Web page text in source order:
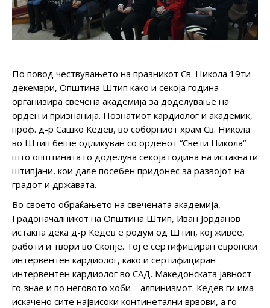
По повод чествувањето на празникот Св. Никола 19ти
декември, Општина Штип како и секоја година
организира свечена академија за доделување на
орден и признанија. Познатиот кардиолог и академик,
проф. д-р Сашко Кедев, во соборниот храм Св. Никола
во Штип беше одликуван со орденот “Свети Никола“
што општината го доделува секоја година на истакнати
штипјани, кои дале посебен придонес за развојот на
градот и државата.
Во своето обраќањето на свечената академија,
Градоначалникот на Општина Штип, Иван Јорданов
истакна дека д-р Кедев е родум од Штип, кој живее,
работи и твори во Скопје. Тој е сертифициран европски
интервентен кардиолог, како и сертифициран
интервентен кардиолог во САД. Македонската јавност
го знае и по неговото хоби – алпинизмот. Кедев ги има
искачено сите највисоки континетални врвови, а го